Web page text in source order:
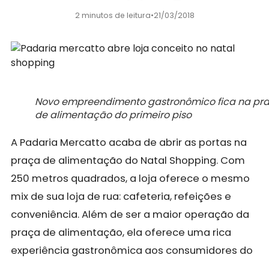
2 minutos de leitura•21/03/2018
Novo empreendimento gastronômico fica na
de alimentação do primeiro piso
A Padaria Mercatto acaba de abrir as portas na
praça de alimentação do Natal Shopping. Com
250 metros quadrados, a loja oferece o mesmo
mix de sua loja de rua: cafeteria, refeições e
conveniência. Além de ser a maior operação da
praça de alimentação, ela oferece uma rica
experiência gastronômica aos consumidores do